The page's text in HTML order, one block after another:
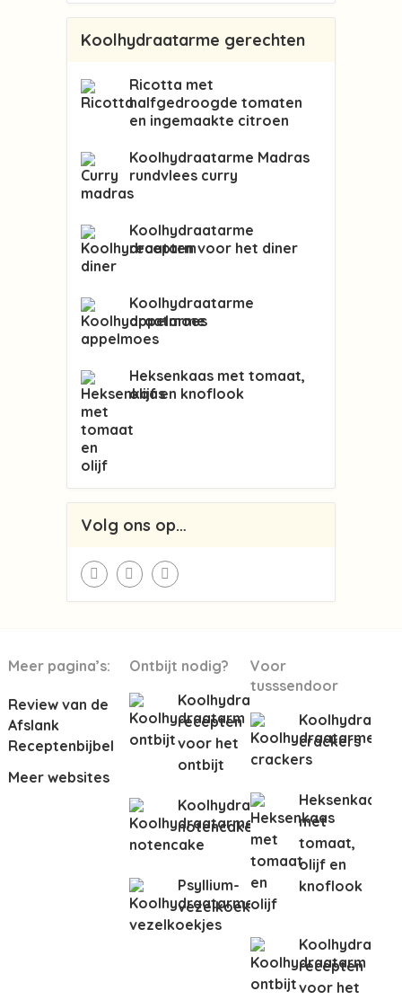
Koolhydraatarme gerechten
Ricotta met
halfgedroogde tomaten
en ingemaakte citroen
Koolhydraatarme Madras
rundvlees curry
Koolhydraatarme
recepten voor het diner
Koolhydraatarme
appelmoes
Heksenkaas met tomaat,
olijf en knoflook
Volg ons op…
Meer pagina’s:
Review van de
Afslank
Receptenbijbel
Meer websites
Ontbijt nodig?
Koolhydraatarme
recepten
voor het
ontbijt
Koolhydraatarme
notencake
Psyllium-
vezelkoeken
Voor
tusssendoor
crackers
Heksenkaas
met
tomaat,
olijf en
knoflook
recepten
voor het